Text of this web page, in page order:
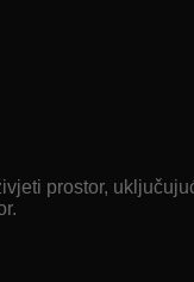
prostor,